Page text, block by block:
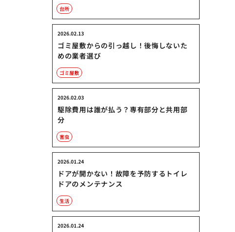
台所
ゴミ屋敷からの引っ越し！後悔しないた
めの業者選び
2026.02.13
ゴミ屋敷
駆除費用は誰が払う？専有部分と共用部
分
2026.02.03
害虫
ドアが開かない！故障を予防するトイレ
ドアのメンテナンス
2026.01.24
生活
2026.01.24